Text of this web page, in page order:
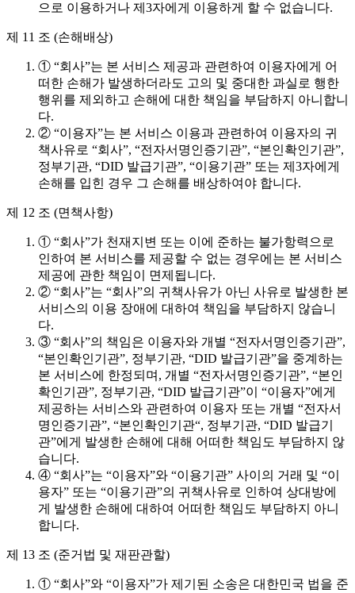
으로 이용하거나 제3자에게 이용하게 할 수 없습니다.
제 11 조 (손해배상)
① “회사”는 본 서비스 제공과 관련하여 이용자에게 어
떠한 손해가 발생하더라도 고의 및 중대한 과실로 행한
행위를 제외하고 손해에 대한 책임을 부담하지 아니합니
다.
② “이용자”는 본 서비스 이용과 관련하여 이용자의 귀
책사유로 “회사”, “전자서명인증기관”, “본인확인기관”,
정부기관, “DID 발급기관”, “이용기관” 또는 제3자에게
손해를 입힌 경우 그 손해를 배상하여야 합니다.
제 12 조 (면책사항)
① “회사”가 천재지변 또는 이에 준하는 불가항력으로
인하여 본 서비스를 제공할 수 없는 경우에는 본 서비스
제공에 관한 책임이 면제됩니다.
② “회사”는 “회사”의 귀책사유가 아닌 사유로 발생한 본
서비스의 이용 장애에 대하여 책임을 부담하지 않습니
다.
③ “회사”의 책임은 이용자와 개별 “전자서명인증기관”,
“본인확인기관”, 정부기관, “DID 발급기관”을 중계하는
본 서비스에 한정되며, 개별 “전자서명인증기관”, “본인
확인기관”, 정부기관, “DID 발급기관”이 “이용자”에게
제공하는 서비스와 관련하여 이용자 또는 개별 “전자서
명인증기관”, “본인확인기관“, 정부기관, “DID 발급기
관”에게 발생한 손해에 대해 어떠한 책임도 부담하지 않
습니다.
④ “회사”는 “이용자”와 “이용기관” 사이의 거래 및 “이
용자” 또는 “이용기관”의 귀책사유로 인하여 상대방에
게 발생한 손해에 대하여 어떠한 책임도 부담하지 아니
합니다.
제 13 조 (준거법 및 재판관할)
① “회사”와 “이용자”가 제기된 소송은 대한민국 법을 준